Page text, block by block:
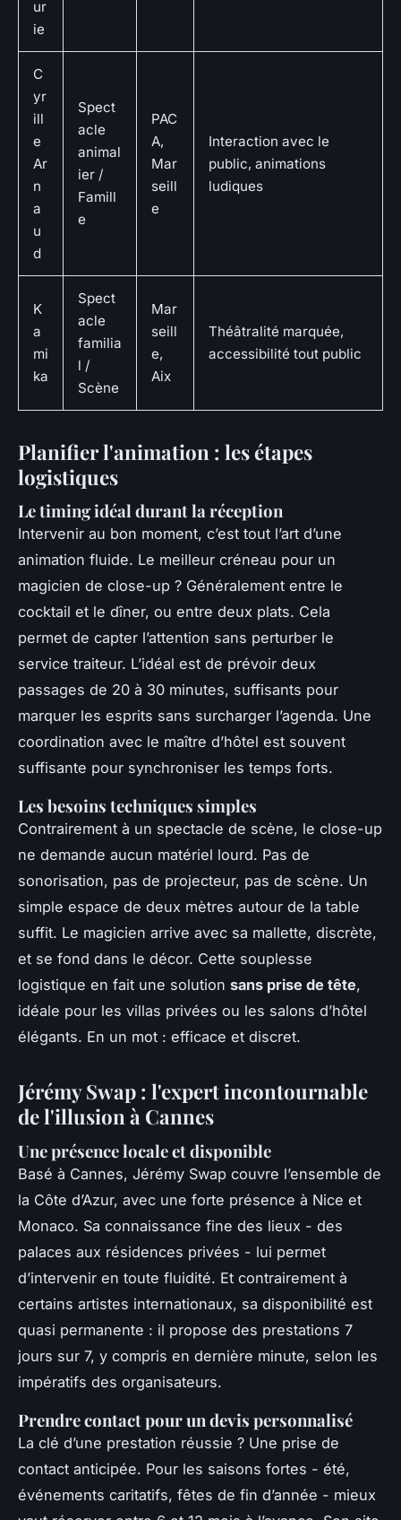
ur
ie
C
yr
ill
e
Ar
n
a
u
d
Spect
acle
animal
ier /
Famill
e
PAC
A,
Mar
seill
e
Interaction avec le
public, animations
ludiques
K
a
mi
ka
Spect
acle
familia
l /
Scène
Mar
seill
e,
Aix
Théâtralité marquée,
accessibilité tout public
Planifier l'animation : les étapes
logistiques
Le timing idéal durant la réception
Intervenir au bon moment, c’est tout l’art d’une
animation fluide. Le meilleur créneau pour un
magicien de close-up ? Généralement entre le
cocktail et le dîner, ou entre deux plats. Cela
permet de capter l’attention sans perturber le
service traiteur. L’idéal est de prévoir deux
passages de 20 à 30 minutes, suffisants pour
marquer les esprits sans surcharger l’agenda. Une
coordination avec le maître d’hôtel est souvent
suffisante pour synchroniser les temps forts.
Les besoins techniques simples
Contrairement à un spectacle de scène, le close-up
ne demande aucun matériel lourd. Pas de
sonorisation, pas de projecteur, pas de scène. Un
simple espace de deux mètres autour de la table
suffit. Le magicien arrive avec sa mallette, discrète,
et se fond dans le décor. Cette souplesse
logistique en fait une solution sans prise de tête,
idéale pour les villas privées ou les salons d’hôtel
élégants. En un mot : efficace et discret.
Jérémy Swap : l'expert incontournable
de l'illusion à Cannes
Une présence locale et disponible
Basé à Cannes, Jérémy Swap couvre l’ensemble de
la Côte d’Azur, avec une forte présence à Nice et
Monaco. Sa connaissance fine des lieux - des
palaces aux résidences privées - lui permet
d’intervenir en toute fluidité. Et contrairement à
certains artistes internationaux, sa disponibilité est
quasi permanente : il propose des prestations 7
jours sur 7, y compris en dernière minute, selon les
impératifs des organisateurs.
Prendre contact pour un devis personnalisé
La clé d’une prestation réussie ? Une prise de
contact anticipée. Pour les saisons fortes - été,
événements caritatifs, fêtes de fin d’année - mieux